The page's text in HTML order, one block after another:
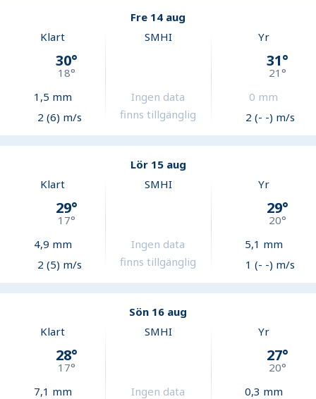
Fre 14 aug
Klart
30°
18°
1,5 mm
2 (6) m/s
SMHI
Ingen data
finns tillgänglig
Yr
31°
21°
0 mm
2 (- -) m/s
Lör 15 aug
Klart
29°
17°
4,9 mm
2 (5) m/s
SMHI
Ingen data
finns tillgänglig
Yr
29°
20°
5,1 mm
1 (- -) m/s
Sön 16 aug
Klart
28°
17°
7,1 mm
SMHI
Ingen data
Yr
27°
20°
0,3 mm